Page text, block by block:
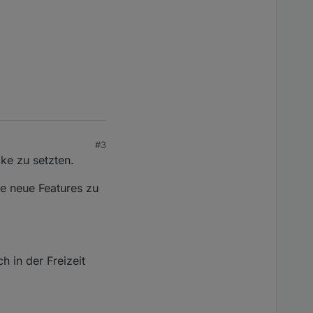
#3
zu setzten.
neue Features zu
in der Freizeit